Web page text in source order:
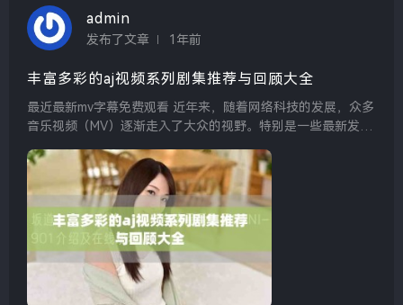
admin
发布了文章 1年前
丰富多彩的aj视频系列剧集推荐与回顾大全
最近最新mv字幕免费观看 近年来，随着网络科技的发展，众多
音乐视频（MV）逐渐走入了大众的视野。特别是一些最新发布
与情感。通过一些视频平台，我们可以轻松免费观...